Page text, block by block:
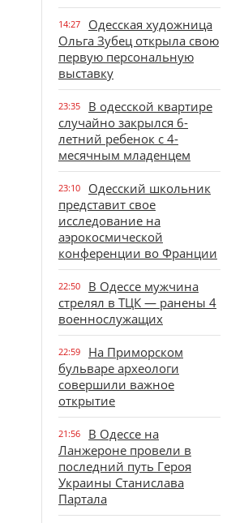
14:27
Одесская художница
Ольга Зубец открыла свою
первую персональную
выставку
23:35
В одесской квартире
случайно закрылся 6-
летний ребенок с 4-
месячным младенцем
23:10
Одесский школьник
представит свое
исследование на
аэрокосмической
конференции во Франции
22:50
В Одессе мужчина
стрелял в ТЦК — ранены 4
военнослужащих
22:59
На Приморском
бульваре археологи
совершили важное
открытие
21:56
В Одессе на
Ланжероне провели в
последний путь Героя
Украины Станислава
Партала